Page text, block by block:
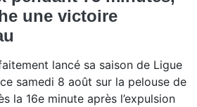
une victoire
lancé sa saison de Ligue
samedi 8 août sur la pelouse de
la 16e minute après l’expulsion